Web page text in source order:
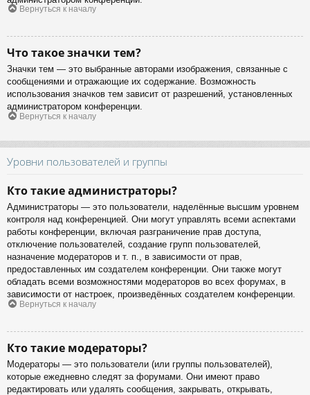
Вернуться к началу
Что такое значки тем?
Значки тем — это выбранные авторами изображения, связанные с
сообщениями и отражающие их содержание. Возможность
использования значков тем зависит от разрешений, установленных
администратором конференции.
Вернуться к началу
Уровни пользователей и группы
Кто такие администраторы?
Администраторы — это пользователи, наделённые высшим уровнем
контроля над конференцией. Они могут управлять всеми аспектами
работы конференции, включая разграничение прав доступа,
отключение пользователей, создание групп пользователей,
назначение модераторов и т. п., в зависимости от прав,
предоставленных им создателем конференции. Они также могут
обладать всеми возможностями модераторов во всех форумах, в
зависимости от настроек, произведённых создателем конференции.
Вернуться к началу
Кто такие модераторы?
Модераторы — это пользователи (или группы пользователей),
которые ежедневно следят за форумами. Они имеют право
редактировать или удалять сообщения, закрывать, открывать,